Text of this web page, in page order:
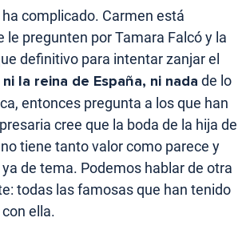
complicado. Carmen está
le pregunten por Tamara Falcó y la
definitivo para intentar zanjar el
la reina de España, ni nada de lo
entonces pregunta a los que han
cree que la boda de la hija de
no tiene tanto valor como parece y
de tema. Podemos hablar de otra
todas las famosas que han tenido
ella.